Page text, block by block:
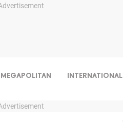
MEGAPOLITAN INTERNATIONAL